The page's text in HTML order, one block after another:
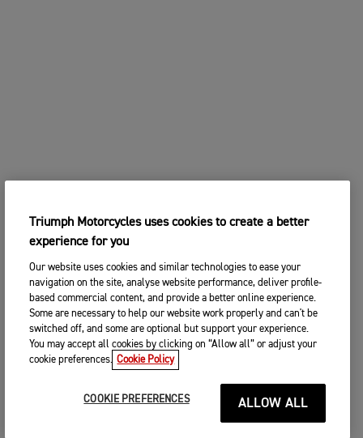
Triumph Motorcycles uses cookies to create a better
experience for you
Our website uses cookies and similar technologies to ease your
navigation on the site, analyse website performance, deliver profile-
based commercial content, and provide a better online experience.
Some are necessary to help our website work properly and can't be
switched off, and some are optional but support your experience.
You may accept all cookies by clicking on “Allow all” or adjust your
cookie preferences. Cookie Policy
COOKIE PREFERENCES ALLOW ALL